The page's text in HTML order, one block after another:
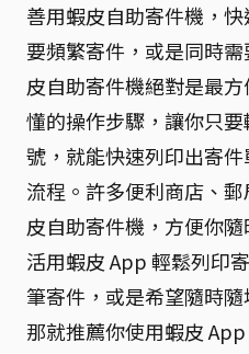
善用蝦皮自助寄件機，
要頻繁寄件，或是同時
皮自助寄件機絕對是最
懂的操作步驟，讓你只
號，就能快速列印出寄
流程。許多便利商店、
皮自助寄件機，方便你隨
活用蝦皮 App 輕鬆列印
筆寄件，或是希望隨時
那就推薦你使用蝦皮